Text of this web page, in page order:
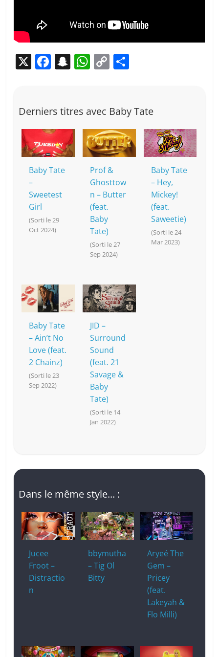
X F
e
b
o
o
k
S
p
c
h
at
W
s
A
p
p
C
y
Li
n
k
g
er
Derniers titres avec Baby Tate
Baby Tate
–
Sweetest
Girl
(Sorti le 29
Oct 2024)
Prof &
Ghosttow
n – Butter
(feat.
Baby
Tate)
(Sorti le 27
Sep 2024)
Baby Tate
– Hey,
Mickey!
(feat.
Saweetie)
(Sorti le 24
Mar 2023)
Baby Tate
– Ain’t No
Love (feat.
2 Chainz)
(Sorti le 23
Sep 2022)
JID –
Surround
Sound
(feat. 21
Savage &
Baby
Tate)
(Sorti le 14
Jan 2022)
Dans le même style... :
Jucee
Froot –
Distractio
n
bbymutha
– Tig Ol
Bitty
Aryeé The
Gem –
Pricey
(feat.
Lakeyah &
Flo Milli)